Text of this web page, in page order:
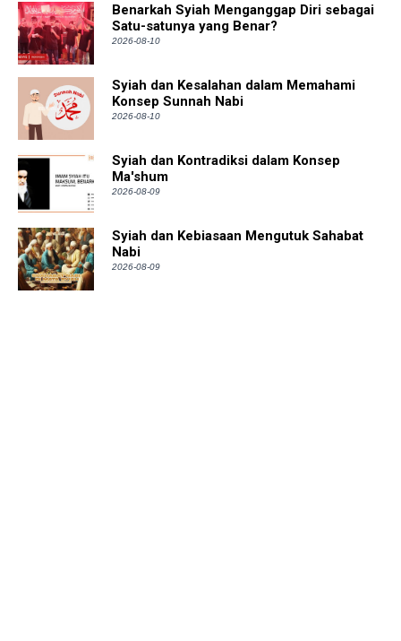
Benarkah Syiah Menganggap Diri sebagai
Satu-satunya yang Benar?
2026-08-10
Syiah dan Kesalahan dalam Memahami
Konsep Sunnah Nabi
2026-08-10
Syiah dan Kontradiksi dalam Konsep
Ma'shum
2026-08-09
Syiah dan Kebiasaan Mengutuk Sahabat
Nabi
2026-08-09